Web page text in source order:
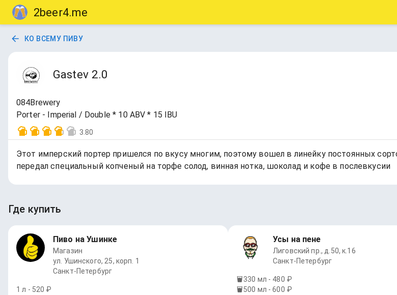
2beer4.me
КО ВСЕМУ ПИВУ
Gastev 2.0
084Brewery
Porter - Imperial / Double * 10 ABV * 15 IBU
3.80
Этот имперский портер пришелся по вкусу многим, поэтому вошел в линейку постоянных
передал специальный копченый на торфе солод, винная нотка, шоколад и кофе в послевкусии
Где купить
Пиво на Ушинке
Магазин
ул. Ушинского, 25, корп. 1
Санкт-Петербург
1 л - 520 ₽
Усы на пене
Лиговский пр., д.50, к.16
Санкт-Петербург
330 мл - 480 ₽
500 мл - 600 ₽